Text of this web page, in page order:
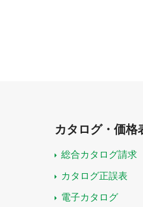
カタログ・価格
総合カタログ請求
カタログ正誤表
電子カタログ